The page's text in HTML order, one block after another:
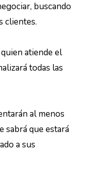
buscando
clientes.
atiende el
todas las
al menos
sabrá que estará
a sus